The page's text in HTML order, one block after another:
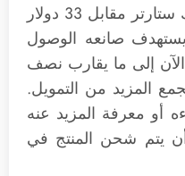
المنتج معروض في موقع كيك ستارتر مقابل 33 دولار
ويستهدف صانعه الوصول
الآن إلى ما يقارب نصف
أمامه 24 يوم لجمع المزيد من التمويل.
أو معرفة المزيد عنه
يتم شحن المنتج في